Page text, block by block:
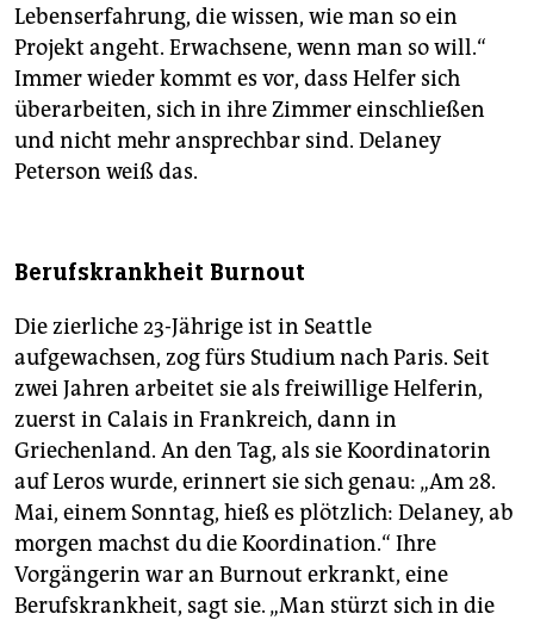
Lebenserfahrung, die wissen, wie man so ein
Projekt angeht. Erwachsene, wenn man so will.“
Immer wieder kommt es vor, dass Helfer sich
überarbeiten, sich in ihre Zimmer einschließen
und nicht mehr ansprechbar sind. Delaney
Peterson weiß das.
Berufskrankheit Burnout
Die zierliche 23-Jährige ist in Seattle
aufgewachsen, zog fürs Studium nach Paris. Seit
zwei Jahren arbeitet sie als freiwillige Helferin,
zuerst in Calais in Frankreich, dann in
Griechenland. An den Tag, als sie Koordinatorin
auf Leros wurde, erinnert sie sich genau: „Am 28.
Mai, einem Sonntag, hieß es plötzlich: Delaney, ab
morgen machst du die Koordination.“ Ihre
Vorgängerin war an Burnout erkrankt, eine
Berufskrankheit, sagt sie. „Man stürzt sich in die